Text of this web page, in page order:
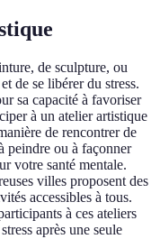
de sculpture, ou
de se libérer du stress.
sa capacité à favoriser
à un atelier artistique
de rencontrer de
peindre ou à façonner
votre santé mentale.
villes proposent des
accessibles à tous.
à ces ateliers
après une seule